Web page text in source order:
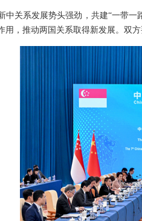
中关系发展势头强劲，共建“一带
用，推动两国关系取得新发展。双